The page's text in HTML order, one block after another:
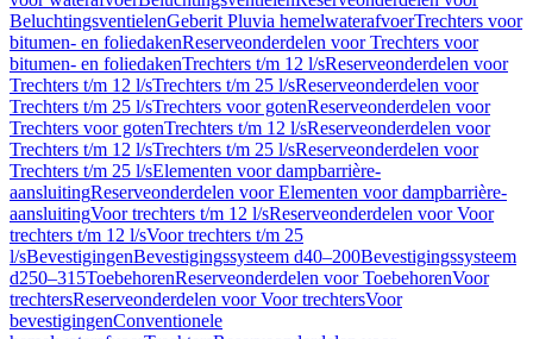
BeluchtingsventielenGeberit Pluvia hemelwaterafvoerTrechters voor
bitumen- en foliedakenReserveonderdelen voor Trechters voor
bitumen- en foliedakenTrechters t/m 12 l/sReserveonderdelen voor
Trechters t/m 12 l/sTrechters t/m 25 l/sReserveonderdelen voor
Trechters t/m 25 l/sTrechters voor gotenReserveonderdelen voor
Trechters voor gotenTrechters t/m 12 l/sReserveonderdelen voor
Trechters t/m 12 l/sTrechters t/m 25 l/sReserveonderdelen voor
Trechters t/m 25 l/sElementen voor dampbarrière-
aansluitingReserveonderdelen voor Elementen voor dampbarrière-
aansluitingVoor trechters t/m 12 l/sReserveonderdelen voor Voor
trechters t/m 12 l/sVoor trechters t/m 25
l/sBevestigingenBevestigingssysteem d40–200Bevestigingssysteem
d250–315ToebehorenReserveonderdelen voor ToebehorenVoor
trechtersReserveonderdelen voor Voor trechtersVoor
bevestigingenConventionele